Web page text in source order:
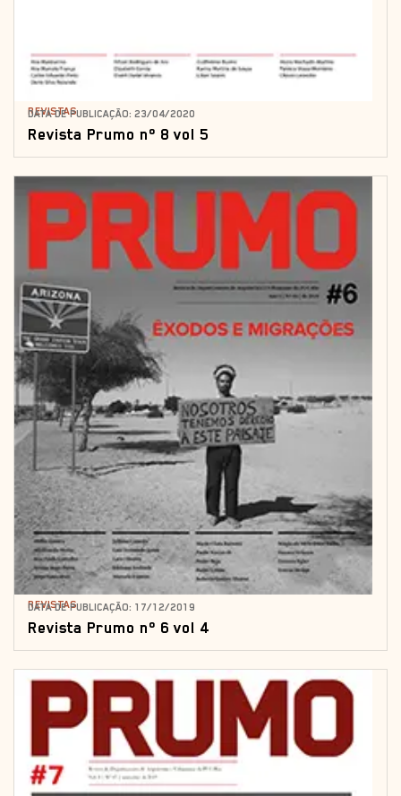
REVISTAS
DATA DE PUBLICAÇÃO: 23/04/2020
Revista Prumo nº 8 vol 5
REVISTAS
DATA DE PUBLICAÇÃO: 17/12/2019
Revista Prumo nº 6 vol 4